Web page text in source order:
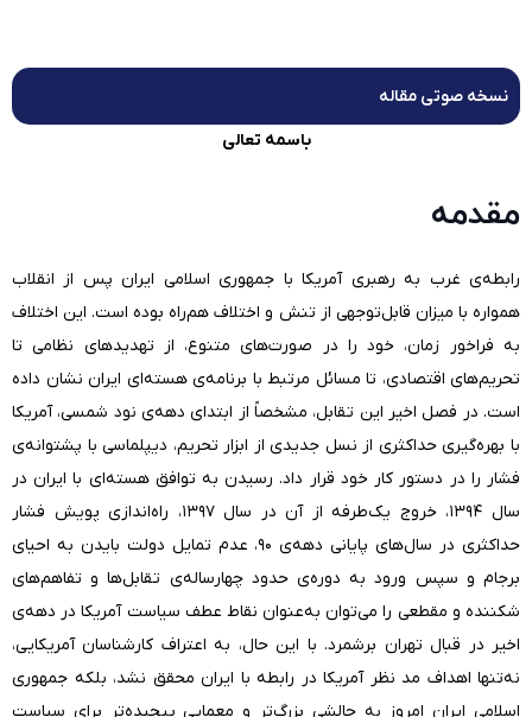
نسخه صوتی مقاله
باسمه تعالی
مقدمه
رابطه‌ی غرب به رهبری آمریکا با جمهوری اسلامی ایران پس از انقلاب
همواره با میزان قابل‌توجهی از تنش و اختلاف هم‌راه بوده است. این اختلاف
به فراخور زمان، خود را در صورت‌های متنوع،‌ از تهدیدهای نظامی تا
تحریم‌های اقتصادی، تا مسائل مرتبط با برنامه‌ی هسته‌ای ایران نشان داده
است. در فصل اخیر این تقابل، مشخصاً از ابتدای دهه‌ی نود شمسی، آمریکا
با بهره‌گیری حداکثری از نسل جدیدی از ابزار تحریم، دیپلماسی با پشتوانه‌ی
فشار را در دستور کار خود قرار داد. رسیدن به توافق هسته‌ای با ایران در
سال ۱۳۹۴، خروج یک‌طرفه از آن در سال ۱۳۹۷، راه‌اندازی پویش فشار
حداکثری در سال‌های پایانی دهه‌ی ۹۰، عدم تمایل دولت بایدن به احیای
برجام و سپس ورود به دوره‌ی حدود چهارساله‌ی تقابل‌ها و تفاهم‌های
شکننده و مقطعی را می‌توان به‌عنوان نقاط عطف سیاست آمریکا در دهه‌ی
اخیر در قبال تهران برشمرد. با این حال، به اعتراف کارشناسان آمریکایی،
نه‌تنها اهداف مد نظر آمریکا در رابطه با ایران محقق نشد، بلکه جمهوری
اسلامی ایران امروز به چالشی بزرگ‌تر و معمایی پیچیده‌تر برای سیاست